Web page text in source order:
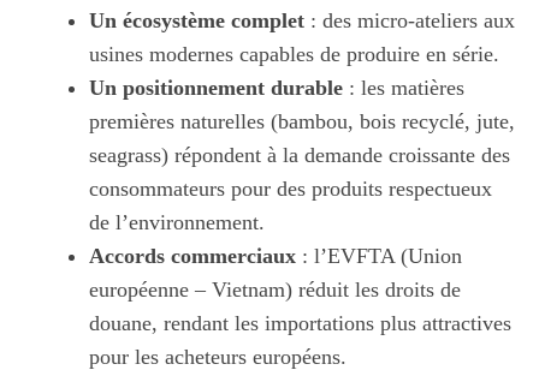
Un écosystème complet : des micro-ateliers aux
usines modernes capables de produire en série.
Un positionnement durable : les matières
premières naturelles (bambou, bois recyclé, jute,
seagrass) répondent à la demande croissante des
consommateurs pour des produits respectueux
de l’environnement.
Accords commerciaux : l’EVFTA (Union
européenne – Vietnam) réduit les droits de
douane, rendant les importations plus attractives
pour les acheteurs européens.